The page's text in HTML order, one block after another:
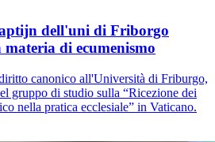
dell'uni di Friborgo
di ecumenismo
canonico all'Università di Friburgo,
gruppo di studio sulla “Ricezione dei
nella pratica ecclesiale” in Vaticano.